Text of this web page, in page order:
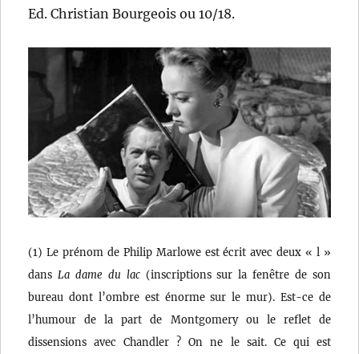
Ed. Christian Bourgeois ou 10/18.
(1) Le prénom de Philip Marlowe est écrit avec deux « l »
dans La dame du lac(inscriptions sur la fenêtre de son
bureau dont l’ombre est énorme sur le mur). Est-ce de
l’humour de la part de Montgomery ou le reflet de
dissensions avec Chandler ? On ne le sait. Ce qui est